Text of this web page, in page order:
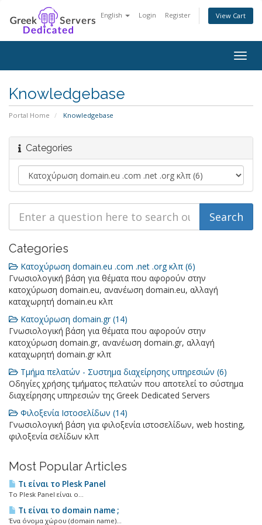
English Login Register View Cart
Knowledgebase
Portal Home Knowledgebase
Categories
Categories
Κατοχύρωση domain.eu .com .net .org κλπ (6)
Γνωσιολογική βάση για θέματα που αφορούν στην
κατοχύρωση domain.eu, ανανέωση domain.eu, αλλαγή
καταχωρητή domain.eu κλπ
Κατοχύρωση domain.gr (14)
Γνωσιολογική βάση για θέματα που αφορούν στην
κατοχύρωση domain.gr, ανανέωση domain.gr, αλλαγή
καταχωρητή domain.gr κλπ
Τμήμα πελατών - Συστημα διαχείρησης υπηρεσιών (6)
Οδηγίες χρήσης τμήματος πελατών που αποτελεί το σύστημα
διαχείρησης υπηρεσιών της Greek Dedicated Servers
Φιλοξενία Ιστοσελίδων (14)
Γνωσιολογική βάση για φιλοξενία ιστοσελίδων, web hosting,
φιλοξενία σελίδων κλπ
Most Popular Articles
Τι είναι το Plesk Panel
Το Plesk Panel είναι ο...
Τι είναι το domain name ;
Ένα όνομα χώρου (domain name)...